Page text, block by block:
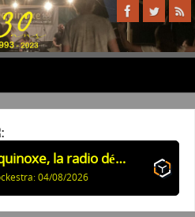
Equinoxe, la radio découverte
04/08/2026